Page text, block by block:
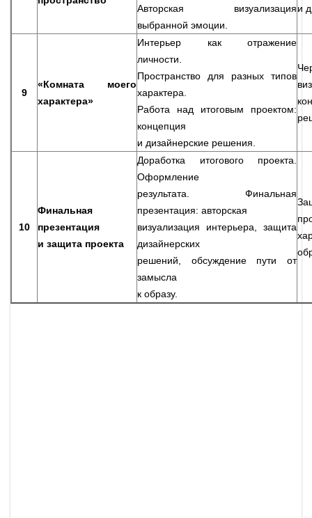
Авторская визуализация
выбранной эмоции.
и
9
«Комната моего
характера»
Интерьер как отражение
личности.
Пространство для разных типов
характера.
Работа над итоговым проектом:
концепция
и дизайнерские решения.
10
Финальная
презентация
и защита проекта
Доработка итогового проекта.
Оформление
результата. Финальная
презентация: авторская
визуализация интерьера, защита
дизайнерских
решений, обсуждение пути от
замысла
к образу.